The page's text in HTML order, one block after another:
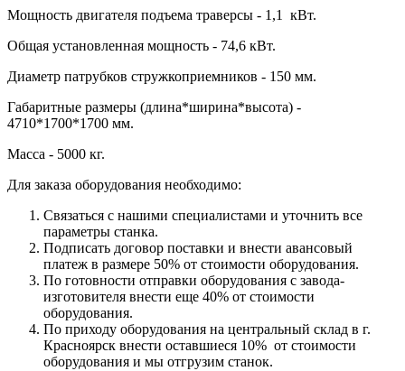
Мощность двигателя подъема траверсы - 1,1 кВт.
Общая установленная мощность - 74,6 кВт.
Диаметр патрубков стружкоприемников - 150 мм.
Габаритные размеры (длина*ширина*высота) -
4710*1700*1700 мм.
Масса - 5000 кг.
Для заказа оборудования необходимо:
Связаться с нашими специалистами и уточнить все
параметры станка.
Подписать договор поставки и внести авансовый
платеж в размере 50% от стоимости оборудования.
По готовности отправки оборудования с завода-
изготовителя внести еще 40% от стоимости
оборудования.
По приходу оборудования на центральный склад в г.
Красноярск внести оставшиеся 10% от стоимости
оборудования и мы отгрузим станок.